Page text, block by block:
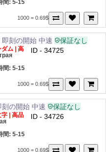
間: 5-15
1000 = 0.69$
即刻の開始 中速 保証なし
ム | 高
間: 5-15
ID - 34725
1000 = 0.69$
刻の開始 中速 保証なし
| 高品
間: 5-15
ID - 34726
1000 = 0.69$